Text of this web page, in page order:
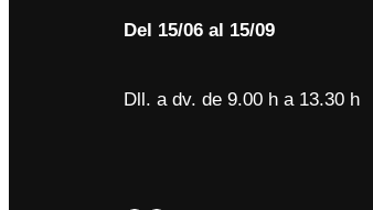
Del 15/06 al 15/09
Dll. a dv. de 9.00 h a 13.30 h